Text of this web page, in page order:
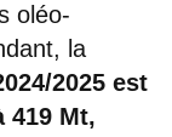
oléo-
la
2025 est
419 Mt,